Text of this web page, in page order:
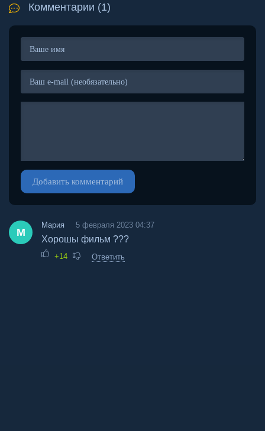
Комментарии (1)
Добавить комментарий
М
Мария 5 февраля 2023 04:37
Хорошы фильм ???
+14 Ответить